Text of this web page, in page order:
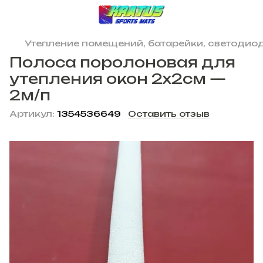
Утепление помещений, батарейки,
Полоса поролоновая для
утепления окон 2х2см —
2м/п
Артикул: 1354536649 Оставить отзыв